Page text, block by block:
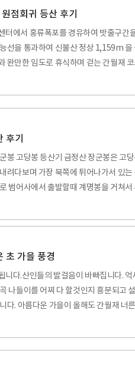
남을 지 모릅니다.시간이 나신다면 지금
풍광속으로 한 번 들어가 보세요. 신불
트는 설명하..
점회귀 등산 후기
터에서 홍류폭포를 경유하여 밧줄구간
선을 통과하여 신불산 정상 1,159m 을
완만한 임도로 휴식하며 걷는 간월재
적으로 시간은 별로 단축되지도 않는
서 꼬불길 임도로 쉬엄 쉬엄 내려오다
있지만 특히 가을 억새 산행과 겨울 눈
가있습니다. 체력이 좀 되는 분들은 하산
하루코스가 되고..
후기
봉 고당봉 등산기 금정산 장군봉은 고
려다보며 가장 북쪽에 튀어나가서 있는
범어사에서 출발할때 계명봉을 거쳐서
범어사 입구에서 시작하지만 등산 기
. 거리는 약 10Km이며 휴식시간 포함 4
방과 참배등 관광시간이 30분정도 소
안했습니다. 등산로 초입에 핀 구절초 ..
초 가을 풍경
니다.산인들의 발걸음이 바빠집니다. 억
나들이를 어찌 다 할것인지 흥분되고
다. 아름다운 가을이 올해도 간월재 너
가을이 간월재에 당도한것을 알게 됩니
해도 어김없이 다가오고 바람이 쉬어가